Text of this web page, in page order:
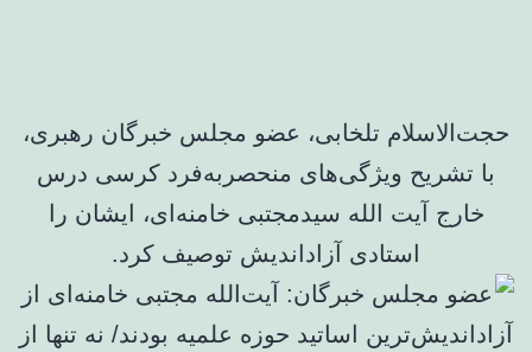
حجت‌الاسلام تلخابی، عضو مجلس خبرگان رهبری،
با تشریح ویژگی‌های منحصربه‌فرد کرسی درس
خارج آیت الله سیدمجتبی خامنه‌ای، ایشان را
استادی آزاداندیش توصیف کرد.